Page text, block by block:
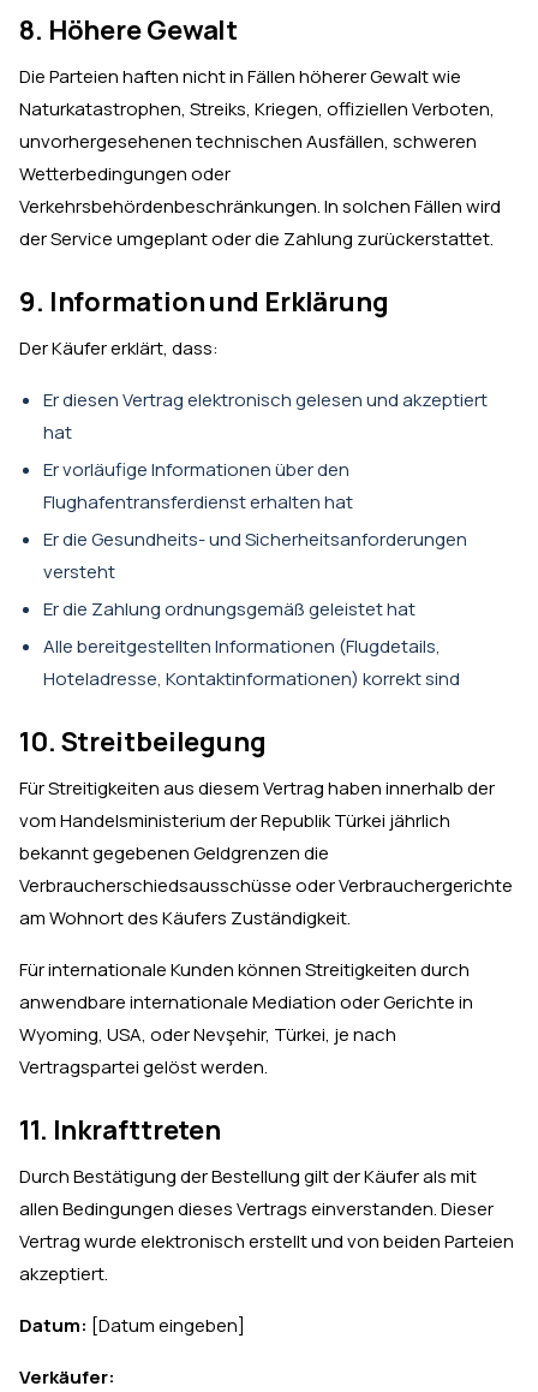
8. Höhere Gewalt
Die Parteien haften nicht in Fällen höherer Gewalt wie
Naturkatastrophen, Streiks, Kriegen, offiziellen Verboten,
unvorhergesehenen technischen Ausfällen, schweren
Wetterbedingungen oder
Verkehrsbehördenbeschränkungen. In solchen Fällen wird
der Service umgeplant oder die Zahlung zurückerstattet.
9. Information und Erklärung
Der Käufer erklärt, dass:
Er diesen Vertrag elektronisch gelesen und akzeptiert
hat
Er vorläufige Informationen über den
Flughafentransferdienst erhalten hat
Er die Gesundheits- und Sicherheitsanforderungen
versteht
Er die Zahlung ordnungsgemäß geleistet hat
Alle bereitgestellten Informationen (Flugdetails,
Hoteladresse, Kontaktinformationen) korrekt sind
10. Streitbeilegung
Für Streitigkeiten aus diesem Vertrag haben innerhalb der
vom Handelsministerium der Republik Türkei jährlich
bekannt gegebenen Geldgrenzen die
Verbraucherschiedsausschüsse oder Verbrauchergerichte
am Wohnort des Käufers Zuständigkeit.
Für internationale Kunden können Streitigkeiten durch
anwendbare internationale Mediation oder Gerichte in
Wyoming, USA, oder Nevşehir, Türkei, je nach
Vertragspartei gelöst werden.
11. Inkrafttreten
Durch Bestätigung der Bestellung gilt der Käufer als mit
allen Bedingungen dieses Vertrags einverstanden. Dieser
Vertrag wurde elektronisch erstellt und von beiden Parteien
akzeptiert.
Datum: [Datum eingeben]
Verkäufer: